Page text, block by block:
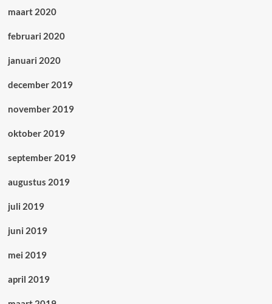
maart 2020
februari 2020
januari 2020
december 2019
november 2019
oktober 2019
september 2019
augustus 2019
juli 2019
juni 2019
mei 2019
april 2019